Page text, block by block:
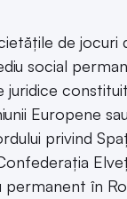
de jocuri
social
juridice
Europene
privind
permanent în